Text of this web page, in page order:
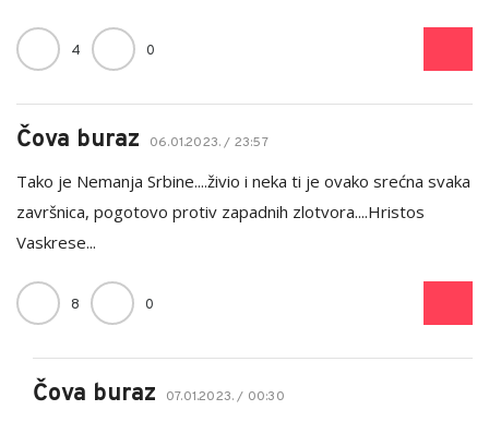
4 0
Čova buraz 06.01.2023. / 23:57
Tako je Nemanja Srbine....živio i neka ti je ovako srećna svaka
završnica, pogotovo protiv zapadnih zlotvora....Hristos
Vaskrese...
8 0
Čova buraz 07.01.2023. / 00:30